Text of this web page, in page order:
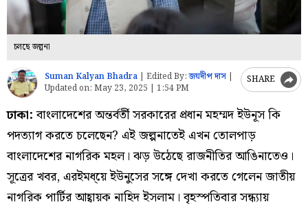
চলছে জল্পনা
Suman Kalyan Bhadra Edited By:জয়দীপ দাস
Updated on: May 23, 2025 | 1:54 PM
SHARE
ঢাকা:বাংলাদেশের অন্তর্বর্তী সরকারের প্রধান মহম্মদ ইউনূস কি
পদত্যাগ করতে চলেছেন? এই জল্পনাতেই এখন তোলপাড়
বাংলাদেশের নাগরিক মহল। ঝড় উঠেছে রাজনীতির আঙিনাতেও।
সূত্রের খবর, এরইমধ্য়ে ইউনুসের সঙ্গে দেখা করতে গেলেন জাতীয়
নাগরিক পার্টির আহ্বায়ক নাহিদ ইসলাম। বৃহস্পতিবার সন্ধ্যায়